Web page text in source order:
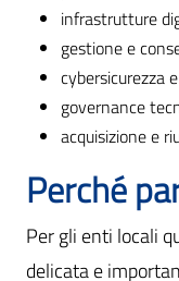
infrastrutture
gestione e
cybersicurezza
governance
acquisizione e
Perché
Per gli enti locali
delicata e